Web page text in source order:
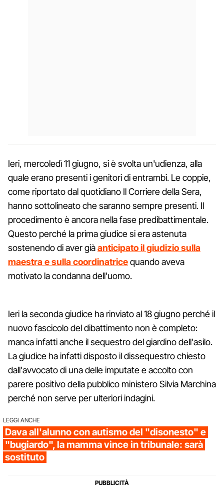
Ieri, mercoledì 11 giugno, si è svolta un'udienza, alla
quale erano presenti i genitori di entrambi. Le coppie,
come riportato dal quotidiano Il Corriere della Sera,
hanno sottolineato che saranno sempre presenti. Il
procedimento è ancora nella fase predibattimentale.
Questo perché la prima giudice si era astenuta
sostenendo di aver giàanticipato il giudizio sulla
maestra e sulla coordinatricequando aveva
motivato la condanna dell'uomo.
Ieri la seconda giudice ha rinviato al 18 giugno perché il
nuovo fascicolo del dibattimento non è completo:
manca infatti anche il sequestro del giardino dell'asilo.
La giudice ha infatti disposto il dissequestro chiesto
dall'avvocato di una delle imputate e accolto con
parere positivo della pubblico ministero Silvia Marchina
perché non serve per ulteriori indagini.
LEGGI ANCHE
Dava all'alunno con autismo del "disonesto" e
"bugiardo", la mamma vince in tribunale: sarà
sostituto